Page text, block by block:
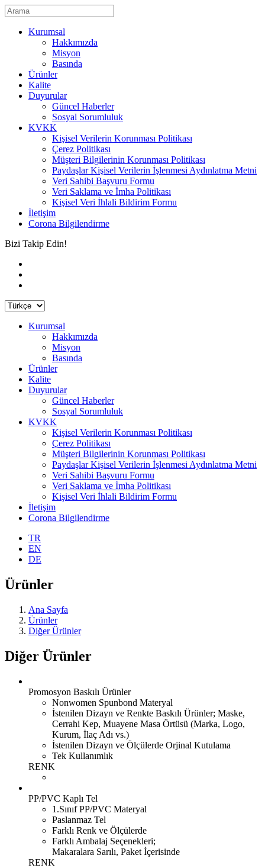
Kurumsal
Hakkımızda
Misyon
Basında
Ürünler
Kalite
Duyurular
Güncel Haberler
Sosyal Sorumluluk
KVKK
Kişisel Verilerin Korunması Politikası
Çerez Politikası
Müşteri Bilgilerinin Korunması Politikası
Paydaşlar Kişisel Verilerin İşlenmesi Aydınlatma Metni
Veri Sahibi Başvuru Formu
Veri Saklama ve İmha Politikası
Kişisel Veri İhlali Bildirim Formu
İletişim
Corona Bilgilendirme
Bizi Takip Edin!
Kurumsal
Hakkımızda
Misyon
Basında
Ürünler
Kalite
Duyurular
Güncel Haberler
Sosyal Sorumluluk
KVKK
Kişisel Verilerin Korunması Politikası
Çerez Politikası
Müşteri Bilgilerinin Korunması Politikası
Paydaşlar Kişisel Verilerin İşlenmesi Aydınlatma Metni
Veri Sahibi Başvuru Formu
Veri Saklama ve İmha Politikası
Kişisel Veri İhlali Bildirim Formu
İletişim
Corona Bilgilendirme
TR
EN
DE
Ürünler
Ana Sayfa
Ürünler
Diğer Ürünler
Diğer Ürünler
Promosyon Baskılı Ürünler
Nonwomen Spunbond Materyal
İstenilen Dizayn ve Renkte Baskılı Ürünler; Maske,
Cerrahi Kep, Muayene Masa Örtüsü (Marka, Logo,
Kurum, İlaç Adı vs.)
İstenilen Dizayn ve Ölçülerde Orjinal Kutulama
Tek Kullanımlık
RENK
PP/PVC Kaplı Tel
1.Sınıf PP/PVC Materyal
Paslanmaz Tel
Farklı Renk ve Ölçülerde
Farklı Ambalaj Seçenekleri;
Makaralara Sarılı, Paket İçerisinde
RENK